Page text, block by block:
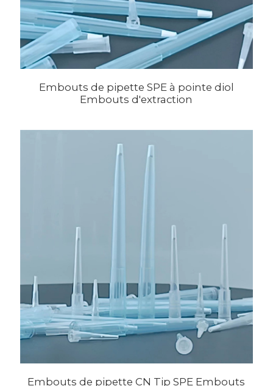
Embouts de pipette SPE à pointe diol
Embouts d'extraction
Embouts de pipette CN Tip SPE Embouts